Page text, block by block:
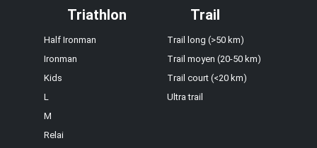
Triathlon
Half Ironman
Ironman
Kids
L
M
Relai
Trail
Trail long (>50 km)
Trail moyen (20-50 km)
Trail court (<20 km)
Ultra trail